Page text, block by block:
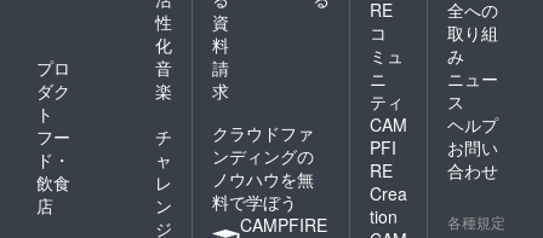
ワーク
ショッ
プ開催
後にス
ポン
サー様
を紹介
する記
事を オ
サイト
性
化
プロ
ダク
ト
音
楽
フー
ド・
飲食
店
チ
ャ
レ
ン
ジ
資
料
請
求
クラウドファ
ンディングの
ノウハウを無
料で学ぼう
CAMPFIRE
RE
コ
ミュ
ニ
ティ
CAM
PFI
RE
Crea
tion
全への
取り組
み
ニュー
ス
ヘルプ
お問い
合わせ
各種規定